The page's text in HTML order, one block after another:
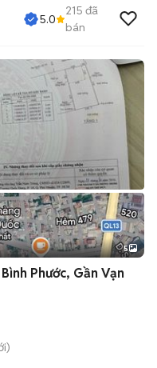
5.0
215 đã
bán
5
Phước, Gần Vạn